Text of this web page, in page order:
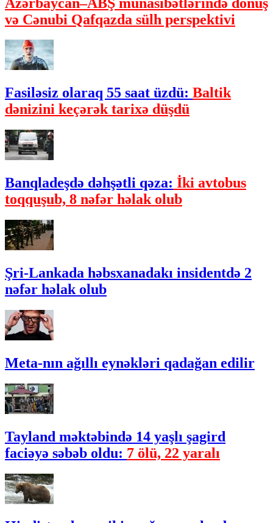
və Cənubi Qafqazda sülh perspektivi
Fasiləsiz olaraq 55 saat üzdü: Baltik
dənizini keçərək tarixə düşdü
Banqladeşdə dəhşətli qəza: İki avtobus
toqquşub, 8 nəfər həlak olub
Şri-Lankada həbsxanadakı insidentdə 2
nəfər həlak olub
Meta-nın ağıllı eynəkləri qadağan edilir
Tayland məktəbində 14 yaşlı şagird
faciəyə səbəb oldu: 7 ölü, 22 yaralı